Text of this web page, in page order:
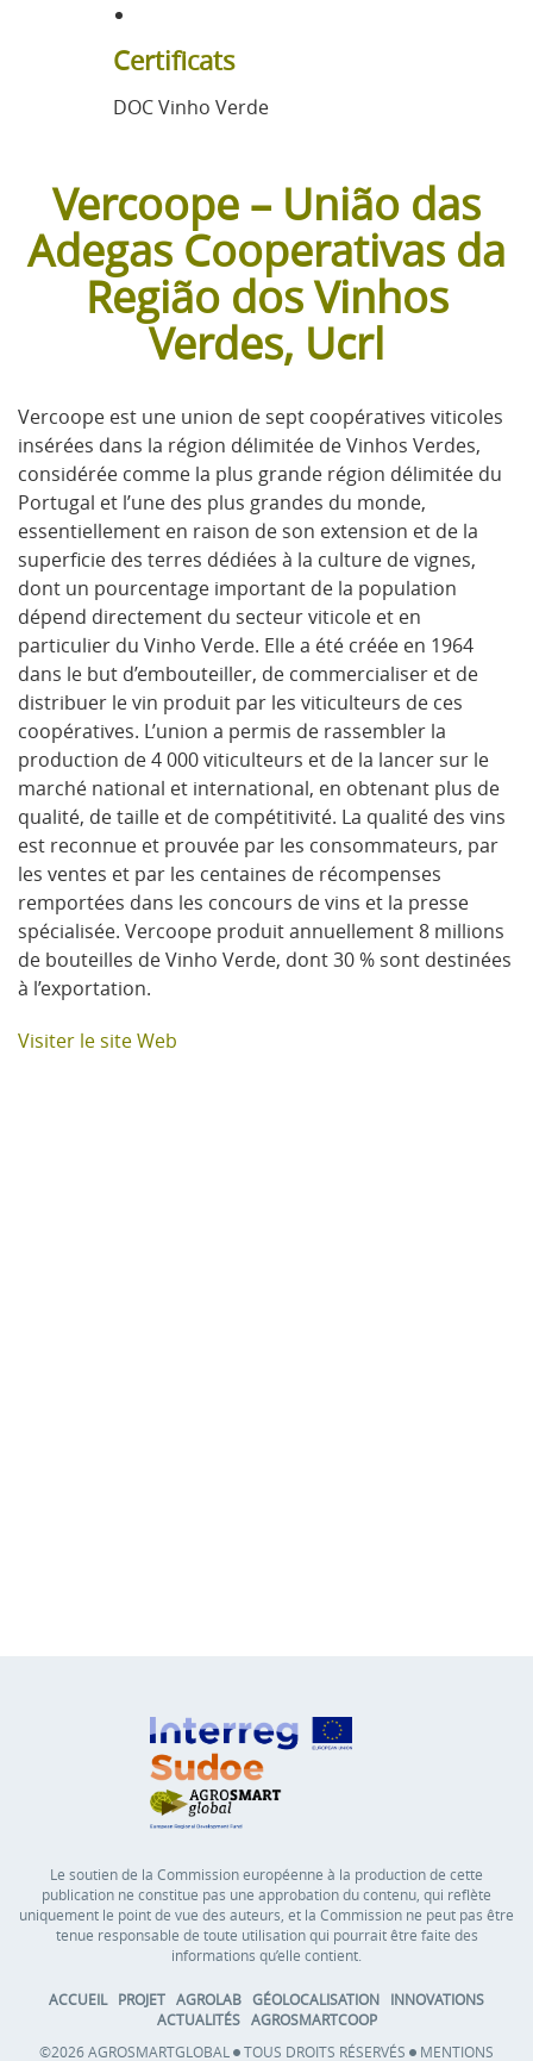
Certificats
DOC Vinho Verde
Vercoope – União das
Adegas Cooperativas da
Região dos Vinhos
Verdes, Ucrl
Vercoope est une union de sept coopératives viticoles
insérées dans la région délimitée de Vinhos Verdes,
considérée comme la plus grande région délimitée du
Portugal et l’une des plus grandes du monde,
essentiellement en raison de son extension et de la
superficie des terres dédiées à la culture de vignes,
dont un pourcentage important de la population
dépend directement du secteur viticole et en
particulier du Vinho Verde. Elle a été créée en 1964
dans le but d’embouteiller, de commercialiser et de
distribuer le vin produit par les viticulteurs de ces
coopératives. L’union a permis de rassembler la
production de 4 000 viticulteurs et de la lancer sur le
marché national et international, en obtenant plus de
qualité, de taille et de compétitivité. La qualité des vins
est reconnue et prouvée par les consommateurs, par
les ventes et par les centaines de récompenses
remportées dans les concours de vins et la presse
spécialisée. Vercoope produit annuellement 8 millions
de bouteilles de Vinho Verde, dont 30 % sont destinées
à l’exportation.
Visiter le site Web
Le soutien de la Commission européenne à la production de cette
publication ne constitue pas une approbation du contenu, qui reflète
uniquement le point de vue des auteurs, et la Commission ne peut pas être
tenue responsable de toute utilisation qui pourrait être faite des
informations qu’elle contient.
ACCUEIL PROJET AGROLAB GÉOLOCALISATION
INNOVATIONS
ACTUALITÉS AGROSMARTCOOP
©2026 AGROSMARTGLOBAL
TOUS DROITS RÉSERVÉS MENTIONS